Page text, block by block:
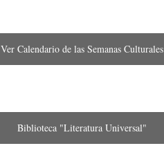
Ver Calendario de las Semanas Culturales
Biblioteca "Literatura Universal"